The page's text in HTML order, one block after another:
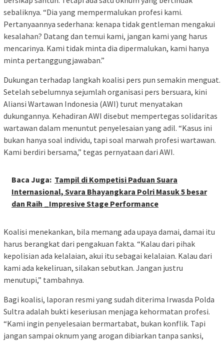
sebaliknya. “Dia yang mempermalukan profesi kami.
Pertanyaannya sederhana: kenapa tidak gentleman mengakui
kesalahan? Datang dan temui kami, jangan kami yang harus
mencarinya. Kami tidak minta dia dipermalukan, kami hanya
minta pertanggungjawaban.”
Dukungan terhadap langkah koalisi pers pun semakin menguat.
Setelah sebelumnya sejumlah organisasi pers bersuara, kini
Aliansi Wartawan Indonesia (AWI) turut menyatakan
dukungannya. Kehadiran AWI disebut mempertegas solidaritas
wartawan dalam menuntut penyelesaian yang adil. “Kasus ini
bukan hanya soal individu, tapi soal marwah profesi wartawan.
Kami berdiri bersama,” tegas pernyataan dari AWI.
Baca Juga: Tampil di Kompetisi Paduan Suara
Internasional, Svara Bhayangkara Polri Masuk 5 besar
dan Raih _Impresive Stage Performance
Koalisi menekankan, bila memang ada upaya damai, damai itu
harus berangkat dari pengakuan fakta. “Kalau dari pihak
kepolisian ada kelalaian, akui itu sebagai kelalaian. Kalau dari
kami ada kekeliruan, silakan sebutkan. Jangan justru
menutupi,” tambahnya.
Bagi koalisi, laporan resmi yang sudah diterima Irwasda Polda
Sultra adalah bukti keseriusan menjaga kehormatan profesi.
“Kami ingin penyelesaian bermartabat, bukan konflik. Tapi
jangan sampai oknum yang arogan dibiarkan tanpa sanksi,